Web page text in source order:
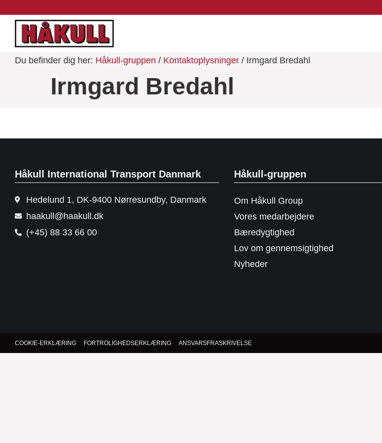
Du befinder dig her: Håkull-gruppen / Kontaktoplysninger / Irmgard Bredahl
Irmgard Bredahl
Håkull International Transport Danmark
Hedelund 1, DK-9400 Nørresundby, Danmark
haakull@haakull.dk
(+45) 88 33 66 00
Håkull-gruppen
Om Håkull Group
Vores medarbejdere
Bæredygtighed
Lov om gennemsigtighed
Nyheder
COOKIE-ERKLÆRING FORTROLIGHEDSERKLÆRING ANSVARSFRASKRIVELSE